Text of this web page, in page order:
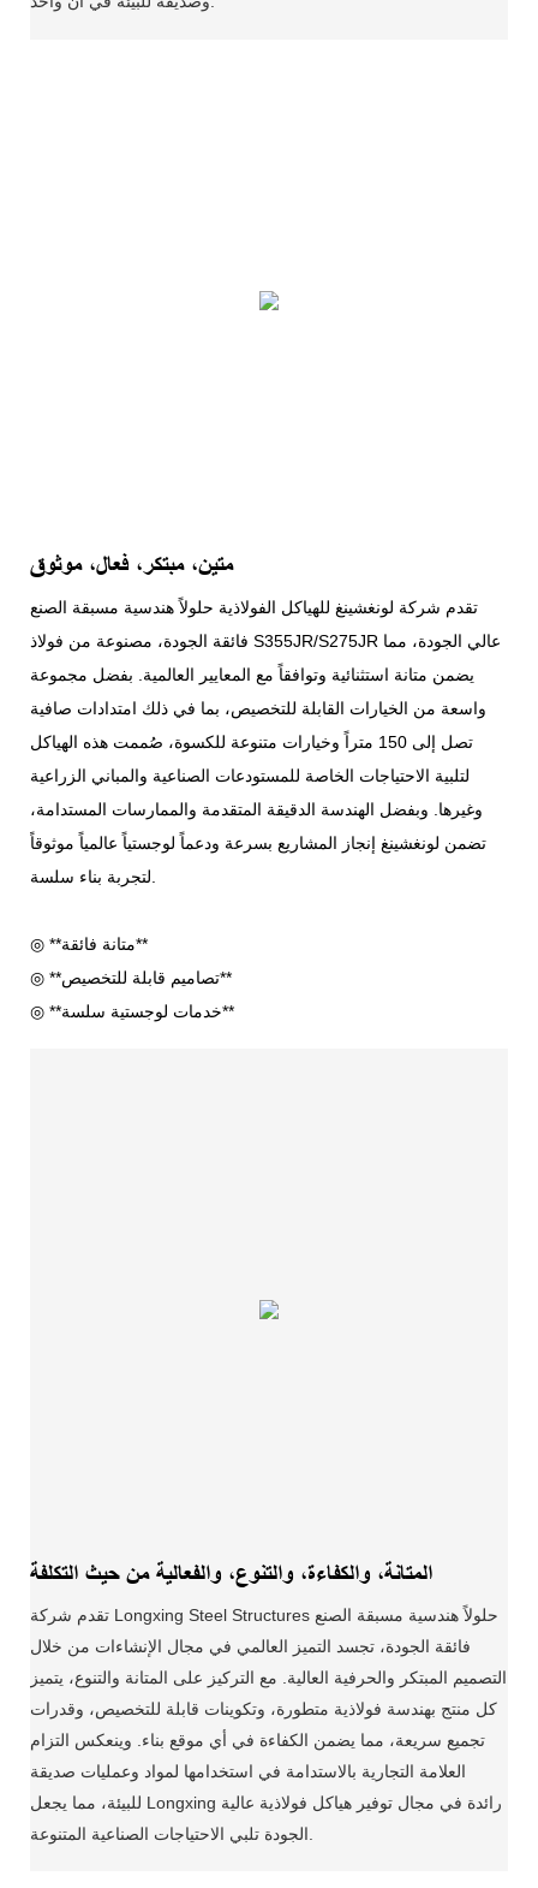
متين، مبتكر، فعال، موثوق
تقدم شركة لونغشينغ للهياكل الفولاذية حلولاً هندسية مسبقة الصنع
فائقة الجودة، مصنوعة من فولاذ S355JR/S275JR عالي الجودة، مما
يضمن متانة استثنائية وتوافقاً مع المعايير العالمية. بفضل مجموعة
واسعة من الخيارات القابلة للتخصيص، بما في ذلك امتدادات صافية
تصل إلى 150 متراً وخيارات متنوعة للكسوة، صُممت هذه الهياكل
لتلبية الاحتياجات الخاصة للمستودعات الصناعية والمباني الزراعية
وغيرها. وبفضل الهندسة الدقيقة المتقدمة والممارسات المستدامة،
تضمن لونغشينغ إنجاز المشاريع بسرعة ودعماً لوجستياً عالمياً موثوقاً
◎ **متانة فائقة**
◎ **تصاميم قابلة للتخصيص**
◎ **خدمات لوجستية سلسة**
المتانة، والكفاءة، والتنوع، والفعالية من حيث التكلفة
تقدم شركة Longxing Steel Structures حلولاً هندسية مسبقة الصنع
فائقة الجودة، تجسد التميز العالمي في مجال الإنشاءات من خلال
التصميم المبتكر والحرفية العالية. مع التركيز على المتانة والتنوع، يتميز
كل منتج بهندسة فولاذية متطورة، وتكوينات قابلة للتخصيص، وقدرات
تجميع سريعة، مما يضمن الكفاءة في أي موقع بناء. وينعكس التزام
العلامة التجارية بالاستدامة في استخدامها لمواد وعمليات صديقة
للبيئة، مما يجعل Longxing رائدة في مجال توفير هياكل فولاذية عالية
الجودة تلبي الاحتياجات الصناعية المتنوعة.